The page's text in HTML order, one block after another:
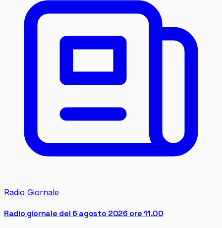
Radio Giornale
Radio giornale del 6 agosto 2026 ore 11.00